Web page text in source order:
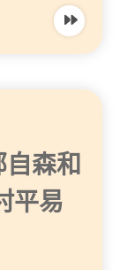
森和
平易